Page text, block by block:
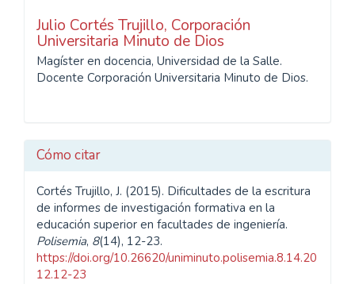
Julio Cortés Trujillo, Corporación
Universitaria Minuto de Dios
Magíster en docencia, Universidad de la Salle.
Docente Corporación Universitaria Minuto de Dios.
Cómo citar
Cortés Trujillo, J. (2015). Dificultades de la escritura
de informes de investigación formativa en la
educación superior en facultades de ingeniería.
Polisemia, 8(14), 12-23.
https://doi.org/10.26620/uniminuto.polisemia.8.14.20
12.12-23